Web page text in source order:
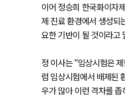
이어 정승희 한국화이자
제 진료 환경에서 생성되
요한 기반이 될 것이라고
정 이사는 “임상시험은
럼 임상시험에서 배제된
우가 많아 이런 격차를